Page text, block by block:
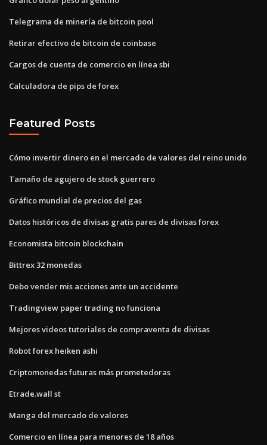
Telegrama de minería de bitcoin pool
Retirar efectivo de bitcoin de coinbase
Cargos de cuenta de comercio en línea sbi
Calculadora de pips de forex
Featured Posts
Cómo invertir dinero en el mercado de valores del reino unido
Tamaño de agujero de stock guerrero
Gráfico mundial de precios del gas
Datos históricos de divisas gratis pares de divisas forex
Economista bitcoin blockchain
Bittrex 32 monedas
Debo vender mis acciones ante un accidente
Tradingview paper trading no funciona
Mejores videos tutoriales de compraventa de divisas
Robot forex heiken ashi
Criptomonedas futuras más prometedoras
Etrade.wall st
Manga del mercado de valores
Comercio en línea para menores de 18 años